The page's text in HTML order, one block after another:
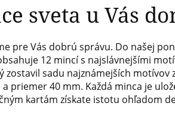
sveta u Vás
pre Vás dobrú správu. Do našej
12 mincí s najslávnejšími
sadu najznámejších motívov
priemer 40 mm. Každá minca je
kartám získate istotu ohľadom